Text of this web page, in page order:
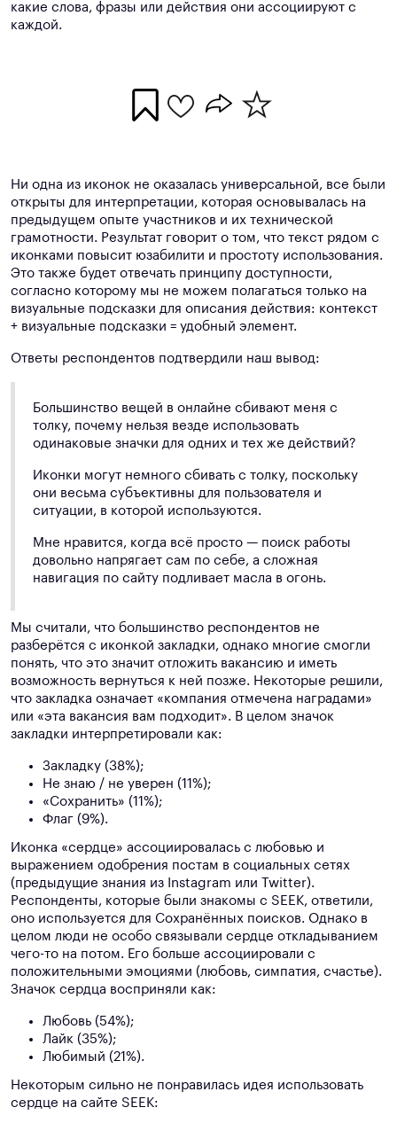
какие слова, фразы или действия они ассоциируют с
каждой.
Ни одна из иконок не оказалась универсальной, все были
открыты для интерпретации, которая основывалась на
предыдущем опыте участников и их технической
грамотности. Результат говорит о том, что текст рядом с
иконками повысит юзабилити и простоту использования.
Это также будет отвечать принципу доступности,
согласно которому мы не можем полагаться только на
визуальные подсказки для описания действия: контекст
+ визуальные подсказки = удобный элемент.
Ответы респондентов подтвердили наш вывод:
Большинство вещей в онлайне сбивают меня с
толку, почему нельзя везде использовать
одинаковые значки для одних и тех же действий?
Иконки могут немного сбивать с толку, поскольку
они весьма субъективны для пользователя и
ситуации, в которой используются.
Мне нравится, когда всё просто — поиск работы
довольно напрягает сам по себе, а сложная
навигация по сайту подливает масла в огонь.
Мы считали, что большинство респондентов не
разберётся с иконкой закладки, однако многие смогли
понять, что это значит отложить вакансию и иметь
возможность вернуться к ней позже. Некоторые решили,
что закладка означает «компания отмечена наградами»
или «эта вакансия вам подходит». В целом значок
закладки интерпретировали как:
Закладку (38%);
Не знаю / не уверен (11%);
«Сохранить» (11%);
Флаг (9%).
Иконка «cердце» ассоциировалась с любовью и
выражением одобрения постам в социальных сетях
(предыдущие знания из Instagram или Twitter).
Респонденты, которые были знакомы с SEEK, ответили,
оно используется для Сохранённых поисков. Однако в
целом люди не особо связывали сердце откладыванием
чего-то на потом. Его больше ассоциировали с
положительными эмоциями (любовь, симпатия, счастье).
Значок сердца восприняли как:
Любовь (54%);
Лайк (35%);
Любимый (21%).
Некоторым сильно не понравилась идея использовать
сердце на сайте SEEK: